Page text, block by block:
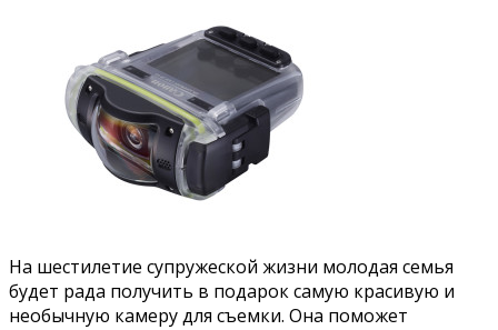
На шестилетие супружеской жизни молодая семья
будет рада получить в подарок самую красивую и
необычную камеру для съемки. Она поможет